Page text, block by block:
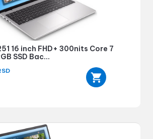
16 inch FHD+ 300nits Core 7
SSD Bac...